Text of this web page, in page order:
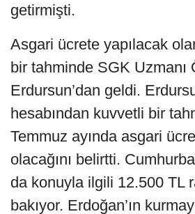
getirmişti.
Asgari ücrete yapılacak
bir tahminde SGK Uzmanı
Erdursun’dan geldi.
hesabından kuvvetli bir
Temmuz ayında asgari
olacağını belirtti.
da konuyla ilgili 12.500 TL
bakıyor. Erdoğan’ın